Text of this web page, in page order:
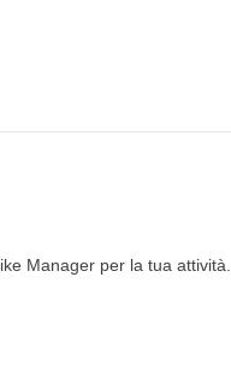
Manager per la tua attività.